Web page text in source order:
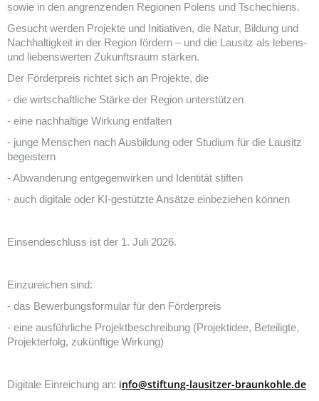
sowie in den angrenzenden Regionen Polens und Tschechiens.
Gesucht werden Projekte und Initiativen, die Natur, Bildung und
Nachhaltigkeit in der Region fördern – und die Lausitz als lebens-
und liebenswerten Zukunftsraum stärken.
Der Förderpreis richtet sich an Projekte, die
- die wirtschaftliche Stärke der Region unterstützen
- eine nachhaltige Wirkung entfalten
- junge Menschen nach Ausbildung oder Studium für die Lausitz
begeistern
- Abwanderung entgegenwirken und Identität stiften
- auch digitale oder KI-gestützte Ansätze einbeziehen können
Einsendeschluss ist der 1. Juli 2026.
Einzureichen sind:
- das Bewerbungsformular für den Förderpreis
- eine ausführliche Projektbeschreibung (Projektidee, Beteiligte,
Projekterfolg, zukünftige Wirkung)
Digitale Einreichung an: info@stiftung-lausitzer-braunkohle.de